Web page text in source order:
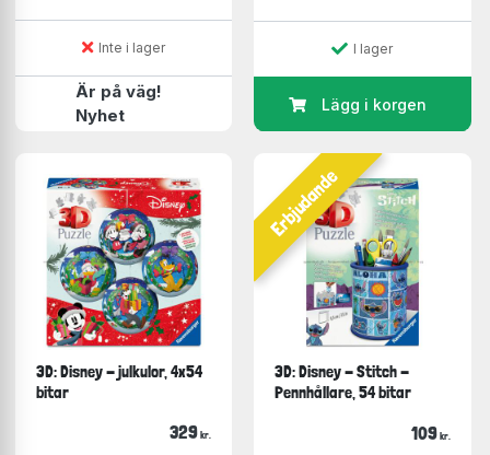
Inte i lager
Är på väg!
Nyhet
I lager
Lägg i korgen
3D: Disney - julkulor, 4x54
bitar
329 kr.
Erbjudande
3D: Disney - Stitch -
Pennhållare, 54 bitar
109 kr.